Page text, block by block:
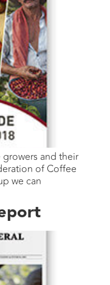
and their
of Coffee
we can